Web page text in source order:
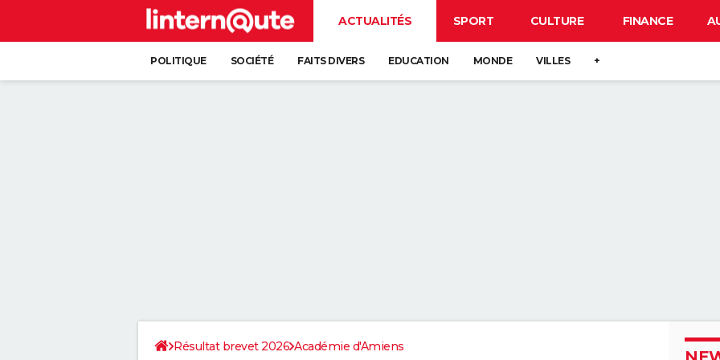
ACTUALITÉS SPORT CULTURE FINANCE
POLITIQUE SOCIÉTÉ FAITS DIVERS EDUCATION MONDE VILLES +
Résultat brevet 2026 Académie d'Amiens